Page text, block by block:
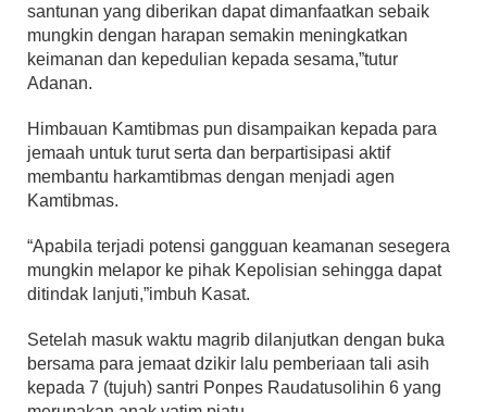
santunan yang diberikan dapat dimanfaatkan sebaik
mungkin dengan harapan semakin meningkatkan
keimanan dan kepedulian kepada sesama,”tutur
Adanan.
Himbauan Kamtibmas pun disampaikan kepada para
jemaah untuk turut serta dan berpartisipasi aktif
membantu harkamtibmas dengan menjadi agen
Kamtibmas.
“Apabila terjadi potensi gangguan keamanan sesegera
mungkin melapor ke pihak Kepolisian sehingga dapat
ditindak lanjuti,”imbuh Kasat.
Setelah masuk waktu magrib dilanjutkan dengan buka
bersama para jemaat dzikir lalu pemberiaan tali asih
kepada 7 (tujuh) santri Ponpes Raudatusolihin 6 yang